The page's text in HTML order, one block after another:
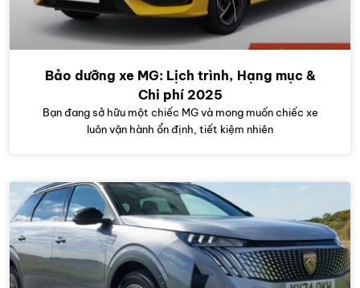
Bảo dưỡng xe MG: Lịch trình, Hạng mục &
Chi phí 2025
Bạn đang sở hữu một chiếc MG và mong muốn chiếc xe
luôn vận hành ổn định, tiết kiệm nhiên